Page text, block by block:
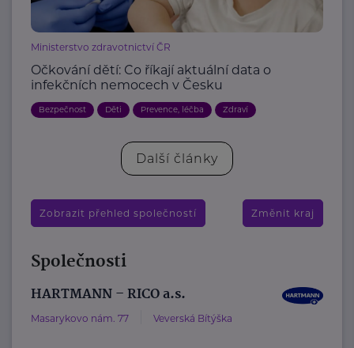
Ministerstvo zdravotnictví ČR
Očkování dětí: Co říkají aktuální data o
infekčních nemocech v Česku
Bezpečnost Děti Prevence, léčba Zdraví
Další články
Zobrazit přehled společností Změnit kraj
Společnosti
HARTMANN – RICO a.s.
Masarykovo nám. 77 Veverská Bítýška